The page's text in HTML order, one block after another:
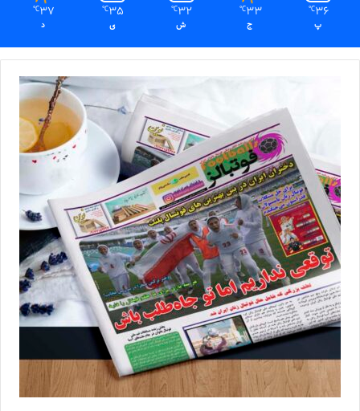
36
℃
پ
33
℃
ج
32
℃
ش
35
℃
ی
37
℃
د